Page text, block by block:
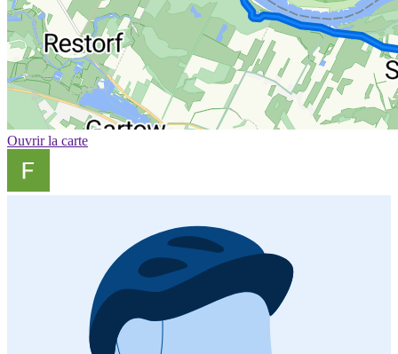
Ouvrir la carte